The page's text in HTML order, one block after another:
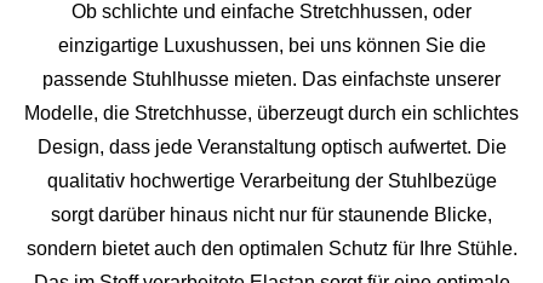
Ob schlichte und einfache Stretchhussen, oder
einzigartige Luxushussen, bei uns können Sie die
passende Stuhlhusse mieten. Das einfachste unserer
Modelle, die Stretchhusse, überzeugt durch ein schlichtes
Design, dass jede Veranstaltung optisch aufwertet. Die
qualitativ hochwertige Verarbeitung der Stuhlbezüge
sorgt darüber hinaus nicht nur für staunende Blicke,
sondern bietet auch den optimalen Schutz für Ihre Stühle.